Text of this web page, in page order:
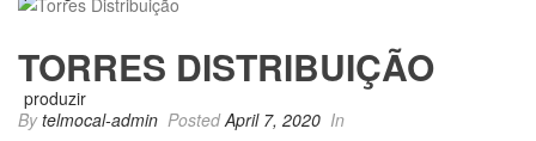
TORRES DISTRIBUIÇÃO
Bytelmocal-admin PostedApril 7, 2020 In